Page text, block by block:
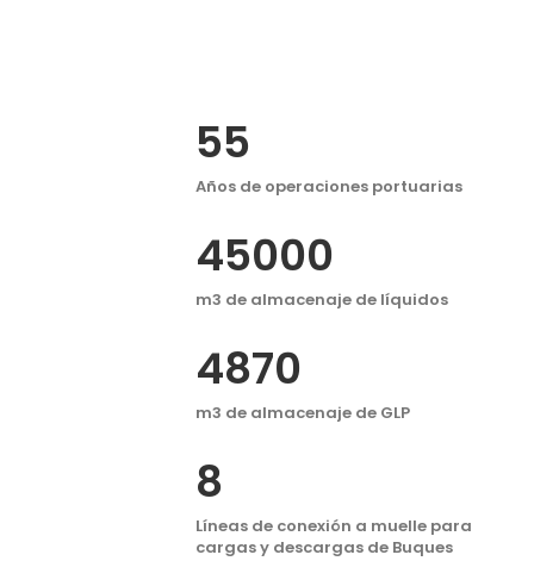
55
Años de operaciones portuarias
45000
m3 de almacenaje de líquidos
4870
m3 de almacenaje de GLP
8
Líneas de conexión a muelle para
cargas y descargas de Buques